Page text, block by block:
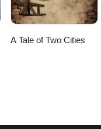
A Tale of Two Cities